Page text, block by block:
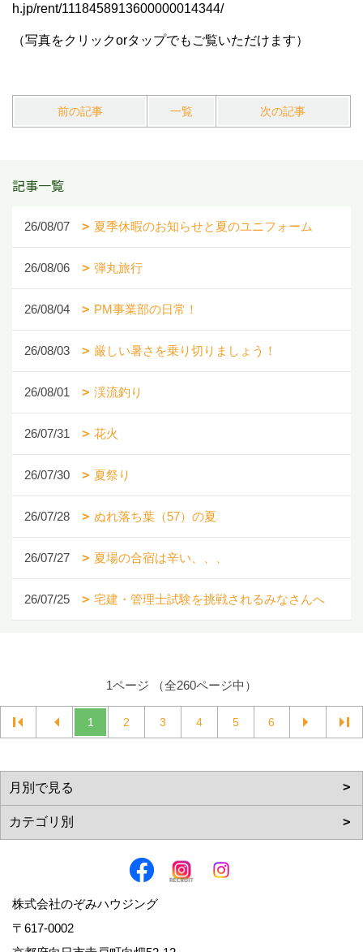
h.jp/rent/1118458913600000014344/
（写真をクリックorタップでもご覧いただけます）
前の記事 一覧 次の記事
記事一覧
26/08/07 夏季休暇のお知らせと夏のユニフォーム
26/08/06 弾丸旅行
26/08/04 PM事業部の日常！
26/08/03 厳しい暑さを乗り切りましょう！
26/08/01 渓流釣り
26/07/31 花火
26/07/30 夏祭り
26/07/28 ぬれ落ち葉（57）の夏
26/07/27 夏場の合宿は辛い、、、
26/07/25 宅建・管理士試験を挑戦されるみなさんへ
1ページ （全260ページ中）
1 2 3 4 5 6
株式会社のぞみハウジング
〒617-0002